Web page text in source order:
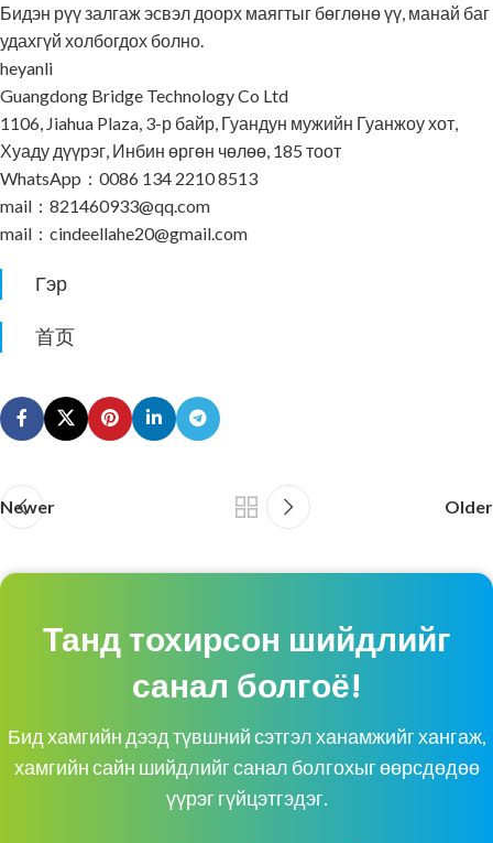
Бидэн рүү залгаж эсвэл доорх маягтыг бөглөнө үү, манай баг
удахгүй холбогдох болно.
heyanli
Guangdong Bridge Technology Co Ltd
1106, Jiahua Plaza, 3-р байр, Гуандун мужийн Гуанжоу хот,
Хуаду дүүрэг, Инбин өргөн чөлөө, 185 тоот
WhatsApp：0086 134 2210 8513
mail：821460933@qq.com
mail：cindeellahe20@gmail.com
Гэр
首页
Newer Older
Танд тохирсон шийдлийг
санал болгоё!
Бид хамгийн дээд түвшний сэтгэл ханамжийг хангаж,
хамгийн сайн шийдлийг санал болгохыг өөрсдөдөө
үүрэг гүйцэтгэдэг.